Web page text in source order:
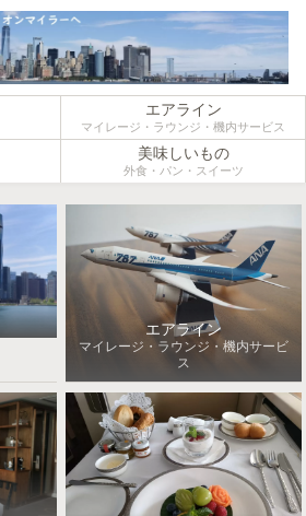
エアライン
マイレージ・ラウンジ・機内サービス
美味しいもの
外食・パン・スイーツ
エアライン
マイレージ・ラウンジ・機内サービ
ス